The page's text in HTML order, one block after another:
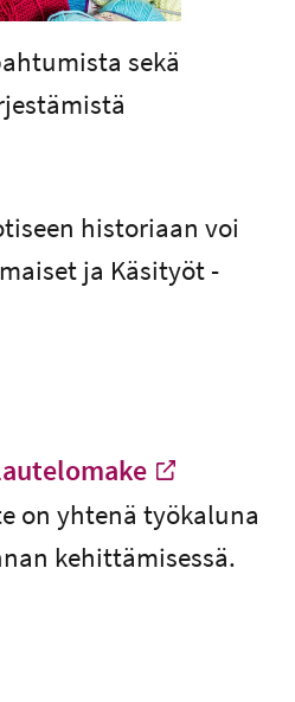
sekä
historiaan voi
ja Käsityöt -
on yhtenä työkaluna
kehittämisessä.